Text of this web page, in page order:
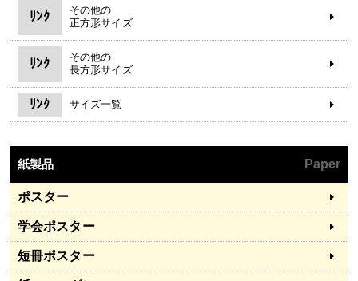
ﾘﾝｸ
その他の
正方形サイズ
ﾘﾝｸ
その他の
長方形サイズ
ﾘﾝｸ サイズ一覧
紙製品 Paper
ポスター
学会ポスター
短冊ポスター